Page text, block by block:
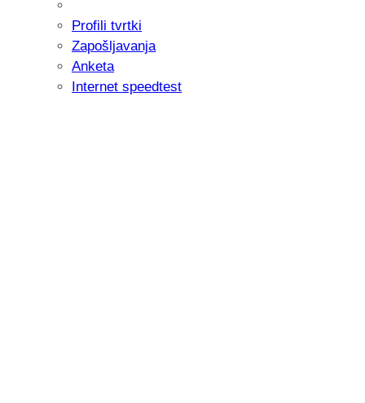
Profili tvrtki
Zapošljavanja
Anketa
Internet speedtest